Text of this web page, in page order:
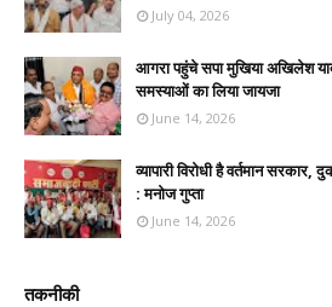
July 04, 2026
आगरा पहुंचे सपा मुखिया अखिलेश
समस्याओं का लिया जायजा
June 14, 2026
व्यापारी विरोधी है वर्तमान
: मनोज गुप्ता
June 14, 2026
तकनीकी